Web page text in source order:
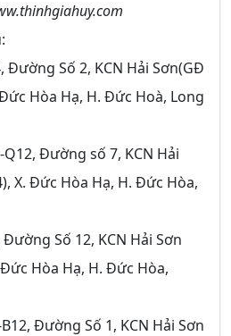
Đường Số 2, KCN Hải Sơn(GĐ
Hòa Hạ, H. Đức Hoà, Long
Đường số 7, KCN Hải
X. Đức Hòa Hạ, H. Đức Hòa,
Số 12, KCN Hải Sơn
Hòa Hạ, H. Đức Hòa,
Đường Số 1, KCN Hải Sơn